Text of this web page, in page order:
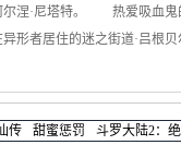
尔涅·尼塔特。 热爱吸血
者居住的迷之街道·吕根
传 甜蜜惩罚 斗罗大陆2：